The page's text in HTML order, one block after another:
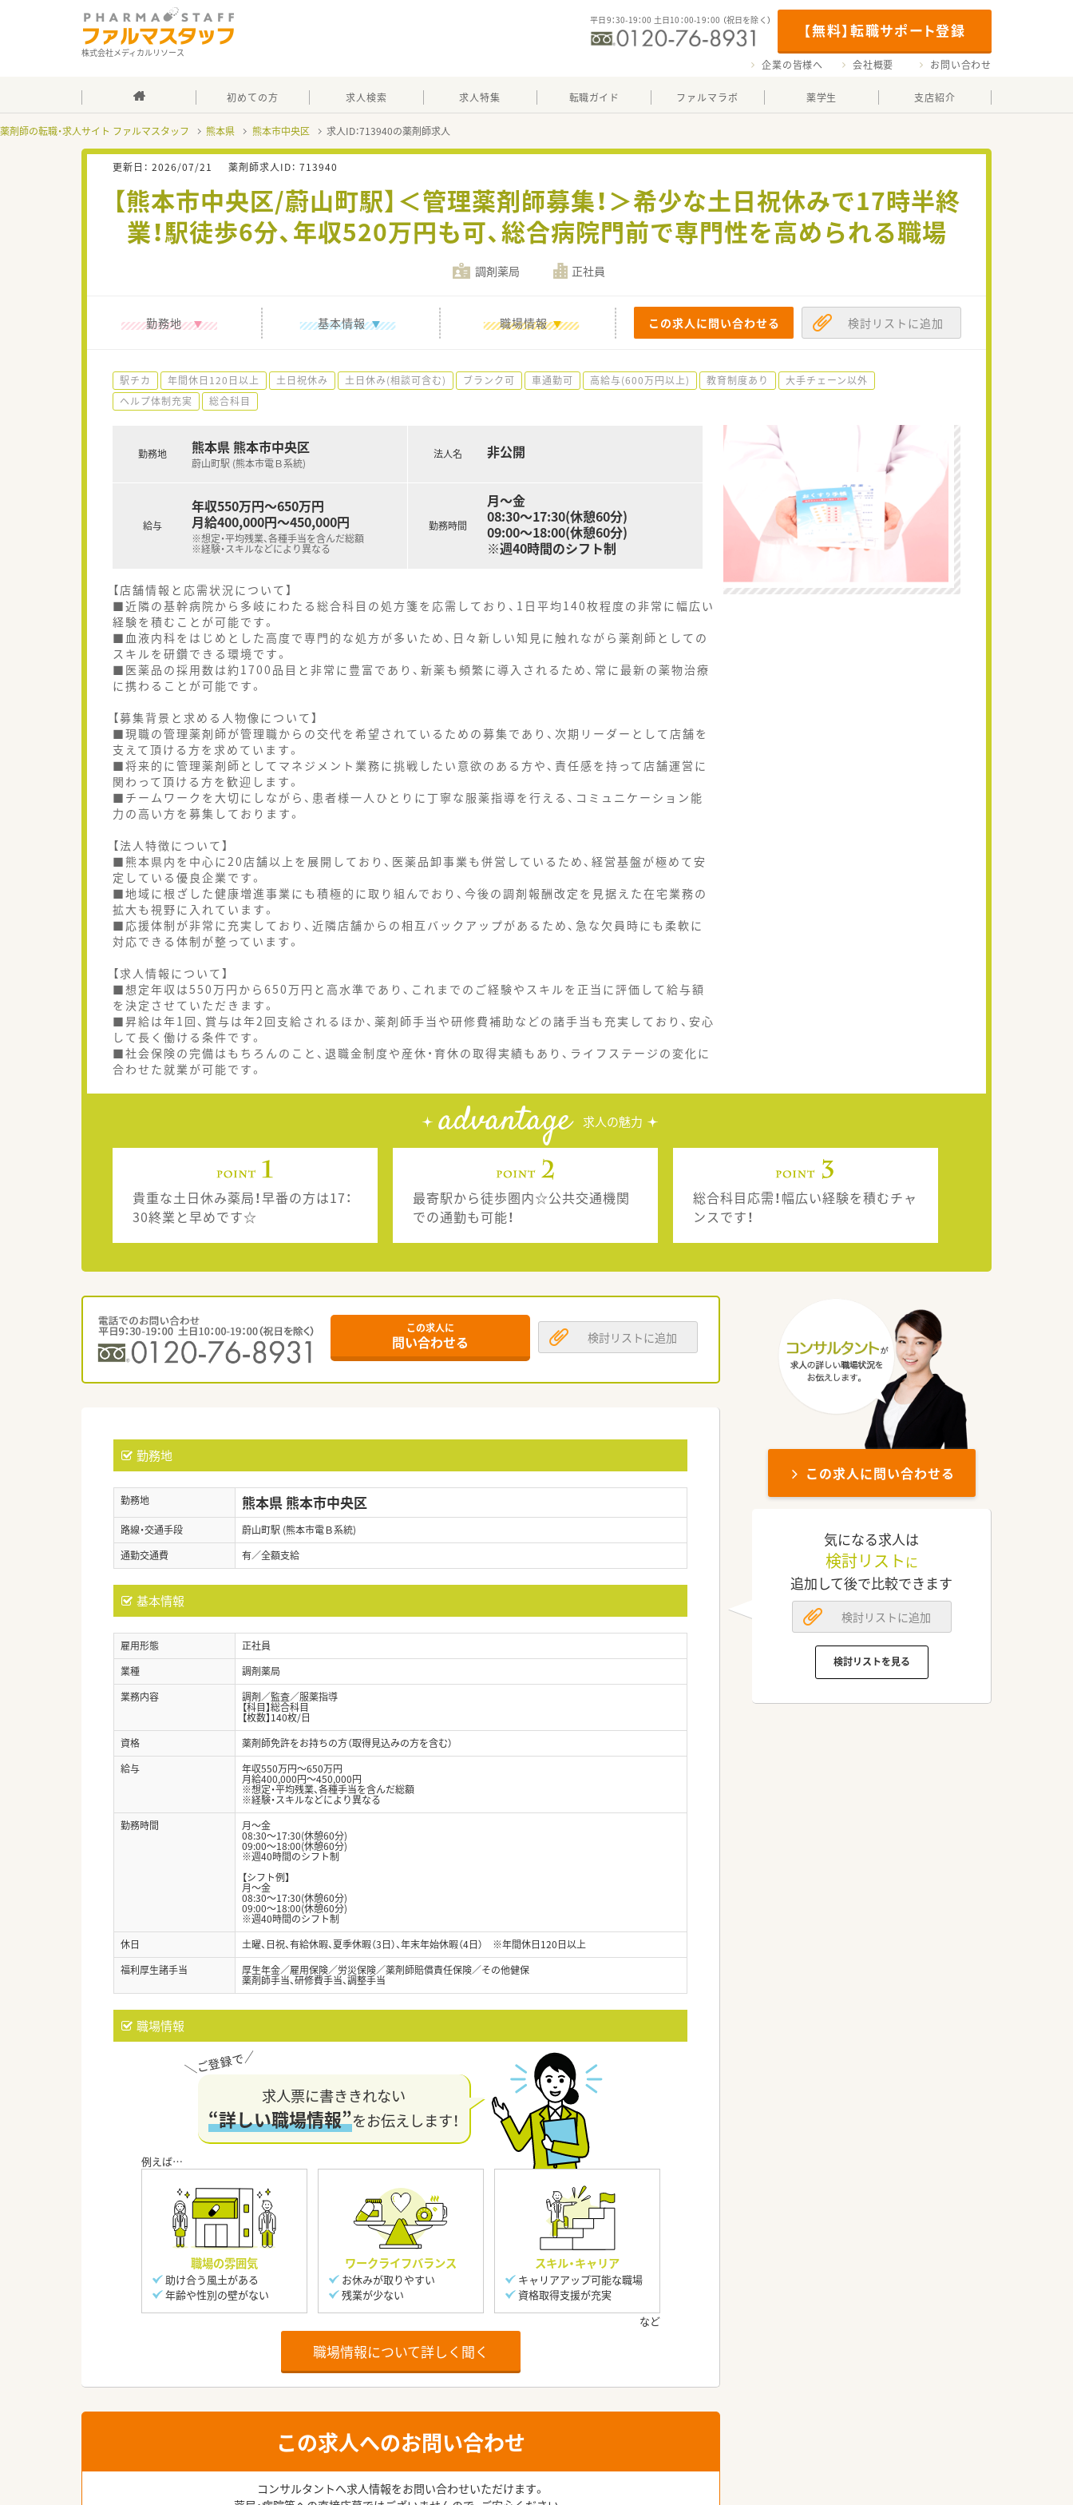
株式会社メディカルリソース
【無料】転職サポート登録
平日9：30-19：00 土日10：00-19：00 （祝日を除く）
企業の皆様へ 会社概要 お問い合わせ
初めての方 求人検索 求人特集 転職ガイド ファルマラボ 薬学生 支店紹介
薬剤師の転職・求人サイト ファルマスタッフ 熊本県 熊本市中央区 求人ID：713940の薬剤師求人
更新日： 2026/07/21 薬剤師求人ID： 713940
【熊本市中央区/蔚山町駅】＜管理薬剤師募集！＞希少な土日祝休みで17時半終
業！駅徒歩6分、年収520万円も可、総合病院門前で専門性を高められる職場
調剤薬局 正社員
勤務地 基本情報 職場情報 この求人に問い合わせる 検討リストに追加
駅チカ 年間休日120日以上 土日祝休み 土日休み(相談可含む) ブランク可 車通勤可 高給与(600万円以上) 教育制度あり
大手チェーン以外
ヘルプ体制充実
総合科目
勤務地 熊本県 熊本市中央区
蔚山町駅 (熊本市電Ｂ系統)
給与
年収550万円～650万円
月給400,000円～450,000円
※想定・平均残業、各種手当を含んだ総額
※経験・スキルなどにより異なる
法人名 非公開
勤務時間
月～金
08:30～17:30(休憩60分)
09:00～18:00(休憩60分)
※週40時間のシフト制
【店舗情報と応需状況について】
■近隣の基幹病院から多岐にわたる総合科目の処方箋を応需しており、1日平均140枚程度の非常に幅広い
経験を積むことが可能です。
■血液内科をはじめとした高度で専門的な処方が多いため、日々新しい知見に触れながら薬剤師としての
スキルを研鑽できる環境です。
■医薬品の採用数は約1700品目と非常に豊富であり、新薬も頻繁に導入されるため、常に最新の薬物治療
に携わることが可能です。
【募集背景と求める人物像について】
■現職の管理薬剤師が管理職からの交代を希望されているための募集であり、次期リーダーとして店舗を
支えて頂ける方を求めています。
■将来的に管理薬剤師としてマネジメント業務に挑戦したい意欲のある方や、責任感を持って店舗運営に
関わって頂ける方を歓迎します。
■チームワークを大切にしながら、患者様一人ひとりに丁寧な服薬指導を行える、コミュニケーション能
力の高い方を募集しております。
【法人特徴について】
■熊本県内を中心に20店舗以上を展開しており、医薬品卸事業も併営しているため、経営基盤が極めて安
定している優良企業です。
■地域に根ざした健康増進事業にも積極的に取り組んでおり、今後の調剤報酬改定を見据えた在宅業務の
拡大も視野に入れています。
■応援体制が非常に充実しており、近隣店舗からの相互バックアップがあるため、急な欠員時にも柔軟に
対応できる体制が整っています。
【求人情報について】
■想定年収は550万円から650万円と高水準であり、これまでのご経験やスキルを正当に評価して給与額
を決定させていただきます。
■昇給は年1回、賞与は年2回支給されるほか、薬剤師手当や研修費補助などの諸手当も充実しており、安心
して長く働ける条件です。
■社会保険の完備はもちろんのこと、退職金制度や産休・育休の取得実績もあり、ライフステージの変化に
合わせた就業が可能です。
advantage 求人の魅力
貴重な土日休み薬局！早番の方は17：
30終業と早めです☆
最寄駅から徒歩圏内☆公共交通機関
での通勤も可能！
総合科目応需！幅広い経験を積むチャ
ンスです！
この求人に
問い合わせる 検討リストに追加
勤務地
勤務地 熊本県 熊本市中央区
路線・交通手段
蔚山町駅 (熊本市電Ｂ系統)
通勤交通費
有／全額支給
基本情報
雇用形態
正社員
業種
調剤薬局
業務内容
調剤／監査／服薬指導
【科目】総合科目
【枚数】140枚/日
資格
薬剤師免許をお持ちの方（取得見込みの方を含む）
給与
年収550万円～650万円
月給400,000円～450,000円
※想定・平均残業、各種手当を含んだ総額
※経験・スキルなどにより異なる
勤務時間
月～金
08:30～17:30(休憩60分)
09:00～18:00(休憩60分)
※週40時間のシフト制
【シフト例】
月～金
08:30～17:30(休憩60分)
09:00～18:00(休憩60分)
※週40時間のシフト制
休日
土曜、日祝、有給休暇、夏季休暇（3日）、年末年始休暇（4日） ※年間休日120日以上
福利厚生諸手当
厚生年金／雇用保険／労災保険／薬剤師賠償責任保険／その他健保
薬剤師手当、研修費手当、調整手当
職場情報
求人票に書ききれない
“詳しい職場情報”をお伝えします！
職場の雰囲気
助け合う風土がある
年齢や性別の壁がない
ワークライフバランス
お休みが取りやすい
残業が少ない
スキル・キャリア
キャリアアップ可能な職場
資格取得支援が充実
職場情報について詳しく聞く
この求人へのお問い合わせ
コンサルタントへ求人情報をお問い合わせいただけます。
この求人に問い合わせる
気になる求人は
検討リスト に
追加して後で比較できます
検討リストに追加
検討リストを見る